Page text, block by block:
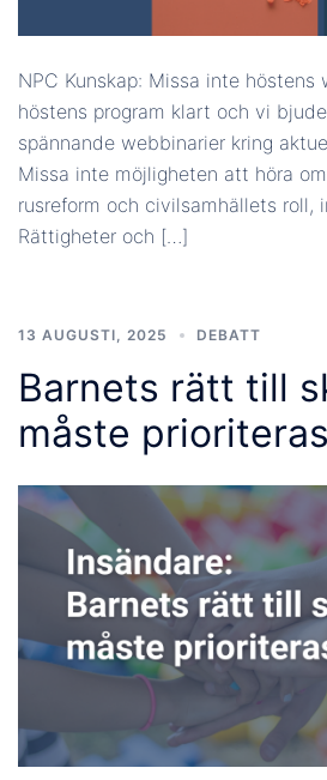
NPC Kunskap: Missa inte höstens
höstens program klart och vi
spännande webbinarier kring
Missa inte möjligheten att höra
rusreform och civilsamhällets roll,
Rättigheter och […]
13 AUGUSTI, 2025 DEBATT
Barnets rätt till
måste prioriteras